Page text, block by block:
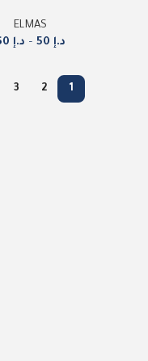
ELMAS
د.إ
– د.إ
1
2
3